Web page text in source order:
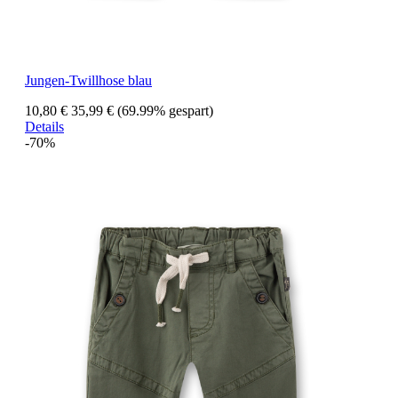
Jungen-Twillhose blau
10,80 € 35,99 € (69.99% gespart)
Details
-70%